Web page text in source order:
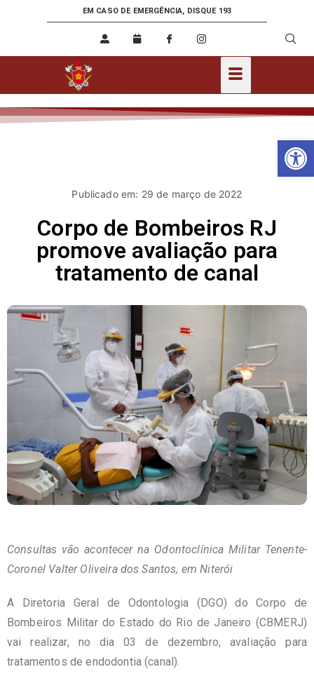
EM CASO DE EMERGÊNCIA, DISQUE 193
Publicado em: 29 de março de 2022
Corpo de Bombeiros RJ
promove avaliação para
tratamento de canal
Consultas vão acontecer na Odontoclínica Militar Tenente-
Coronel Valter Oliveira dos Santos, em Niterói
A Diretoria Geral de Odontologia (DGO) do Corpo de
Bombeiros Militar do Estado do Rio de Janeiro (CBMERJ)
vai realizar, no dia 03 de dezembro, avaliação para
tratamentos de endodontia (canal).